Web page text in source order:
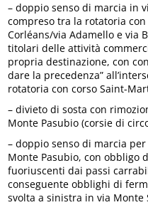
– doppio senso di marcia in
compreso tra la rotatoria
Corléans/via Adamello e via
titolari delle attività
propria destinazione, con
dare la precedenza”
rotatoria con corso Saint-
– divieto di sosta con
Monte Pasubio (corsie di
– doppio senso di marcia
Monte Pasubio, con obbligo
fuoriuscenti dai passi
conseguente obblighi di
svolta a sinistra in via Monte